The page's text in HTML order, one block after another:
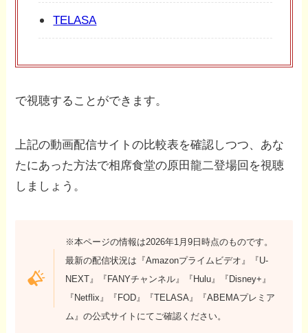
TELASA
で視聴することができます。
上記の動画配信サイトの比較表を確認しつつ、あな
たにあった方法で相席食堂の原田龍二登場回を視聴
しましょう。
※本ページの情報は2026年1月9日時点のものです。
最新の配信状況は『Amazonプライムビデオ』『U-
NEXT』『FANYチャンネル』『Hulu』『Disney+』
『Netflix』『FOD』『TELASA』『ABEMAプレミア
ム』の公式サイトにてご確認ください。